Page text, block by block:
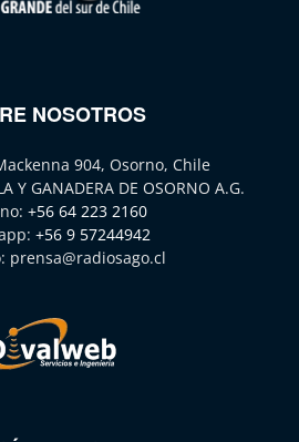
NOSOTROS
904, Osorno, Chile
Y GANADERA DE OSORNO A.G.
+56 64 223 2160
+56 9 57244942
prensa@radiosago.cl